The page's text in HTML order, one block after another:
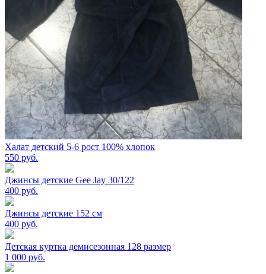
Халат детский 5-6 рост 100% хлопок
550 руб.
Джинсы детские Gee Jay 30/122
400 руб.
Джинсы детские 152 см
400 руб.
Детская куртка демисезонная 128 размер
1 000 руб.